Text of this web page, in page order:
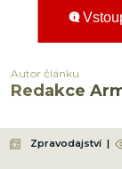
Autor článku
Redakce
Zpravodajství |